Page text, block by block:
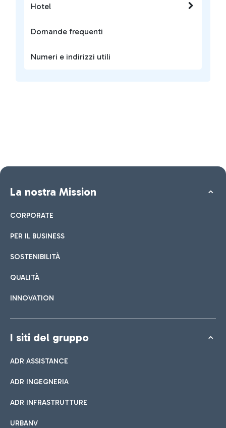
Hotel
Domande frequenti
Numeri e indirizzi utili
La nostra Mission
CORPORATE
PER IL BUSINESS
SOSTENIBILITÀ
QUALITÀ
INNOVATION
I siti del gruppo
ADR ASSISTANCE
ADR INGEGNERIA
ADR INFRASTRUTTURE
URBANV